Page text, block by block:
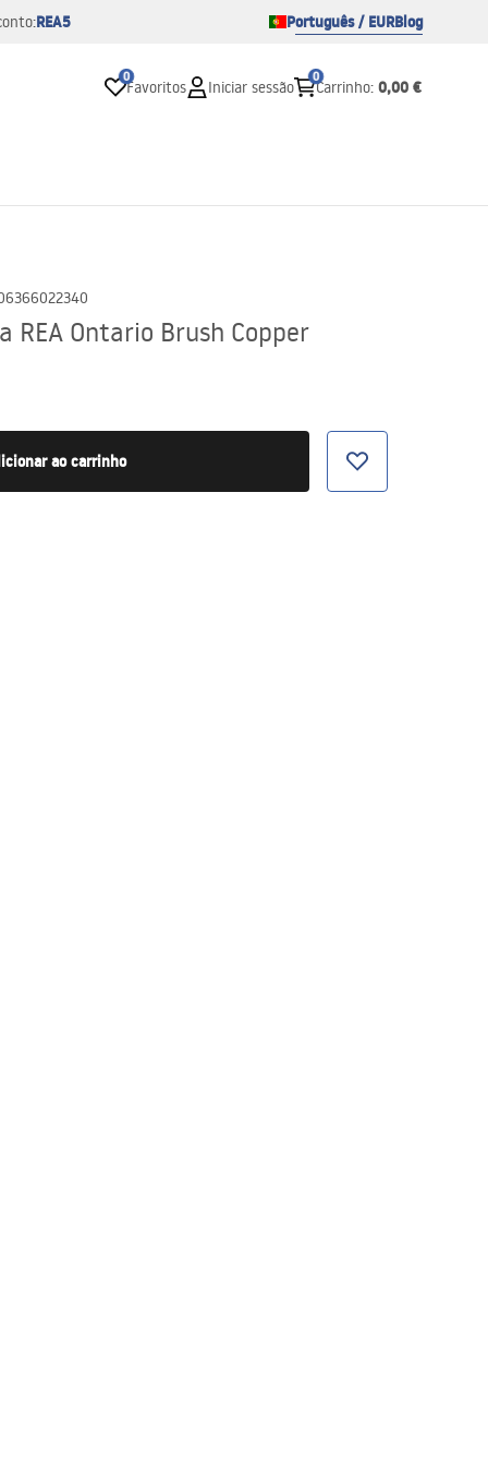
REA5 Português / EURBlog
0
Favoritos Iniciar sessão
0
Carrinho: 0,00 €
REA Ontario Brush Copper
ao carrinho